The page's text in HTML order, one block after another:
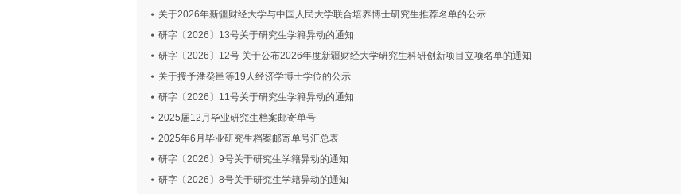
关于2026年新疆财经大学与中国人民大学联合培养博士研究生推荐名单的公示
研字〔2026〕13号关于研究生学籍异动的通知
研字〔2026〕12号 关于公布2026年度新疆财经大学研究生科研创新项目立项名单的通知
关于授予潘癸邑等19人经济学博士学位的公示
研字〔2026〕11号关于研究生学籍异动的通知
2025届12月毕业研究生档案邮寄单号
2025年6月毕业研究生档案邮寄单号汇总表
研字〔2026〕9号关于研究生学籍异动的通知
研字〔2026〕8号关于研究生学籍异动的通知